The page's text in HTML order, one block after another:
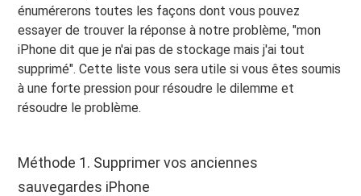
énumérerons toutes les façons dont vous pouvez
essayer de trouver la réponse à notre problème, "mon
iPhone dit que je n'ai pas de stockage mais j'ai tout
supprimé". Cette liste vous sera utile si vous êtes soumis
à une forte pression pour résoudre le dilemme et
résoudre le problème.
Méthode 1. Supprimer vos anciennes
sauvegardes iPhone